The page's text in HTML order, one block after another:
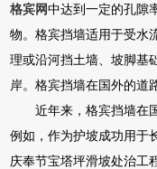
格宾网中达到一定的孔隙
物。格宾挡墙适用于受水
理或沿河挡土墙、坡脚基
岸。格宾挡墙在国外的道
近年来，格宾挡墙在
例如，作为护坡成功用于
庆奉节宝塔坪滑坡处治工